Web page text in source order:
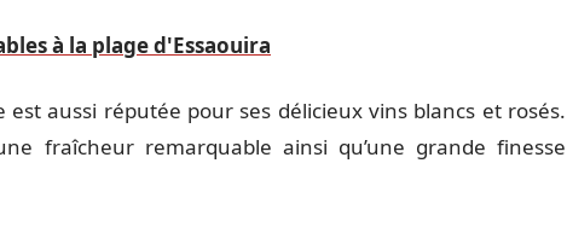
à la plage d'Essaouira
aussi réputée pour ses délicieux vins blancs et rosés.
fraîcheur remarquable ainsi qu’une grande finesse